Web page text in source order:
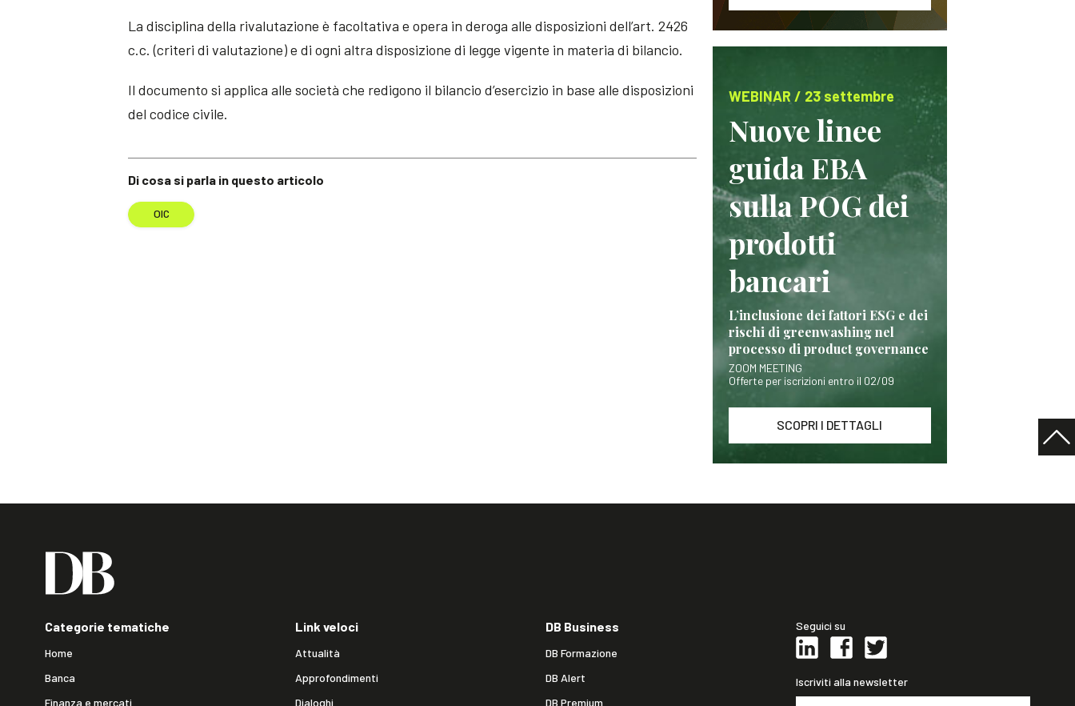
Di cosa si parla in questo articolo
OIC
La disciplina della rivalutazione è facoltativa e opera in deroga alle disposizioni dell’art. 2426
c.c. (criteri di valutazione) e di ogni altra disposizione di legge vigente in materia di bilancio.
Il documento si applica alle società che redigono il bilancio d’esercizio in base alle disposizioni
del codice civile.
WEBINAR / 23 settembre
Nuove linee
guida EBA
sulla POG dei
prodotti
bancari
L’inclusione dei fattori ESG e dei
rischi di greenwashing nel
processo di product governance
ZOOM MEETING
Offerte per iscrizioni entro il 02/09
SCOPRI I DETTAGLI
Categorie tematiche
Home
Banca
Finanza e mercati
Link veloci
Attualità
Approfondimenti
Dialoghi
DB Business
DB Formazione
DB Alert
DB Premium
Seguici su
Iscriviti alla newsletter